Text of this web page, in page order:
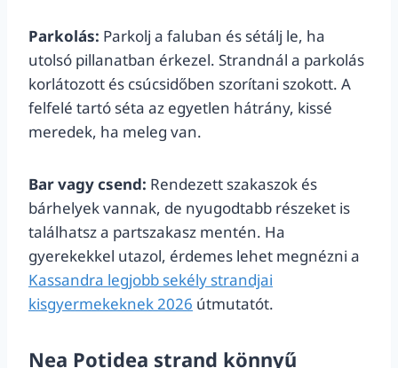
Parkolás: Parkolj a faluban és sétálj le, ha
utolsó pillanatban érkezel. Strandnál a parkolás
korlátozott és csúcsidőben szorítani szokott. A
felfelé tartó séta az egyetlen hátrány, kissé
meredek, ha meleg van.
Bar vagy csend: Rendezett szakaszok és
bárhelyek vannak, de nyugodtabb részeket is
találhatsz a partszakasz mentén. Ha
gyerekekkel utazol, érdemes lehet megnézni a
Kassandra legjobb sekély strandjai
kisgyermekeknek 2026 útmutatót.
Nea Potidea strand könnyű